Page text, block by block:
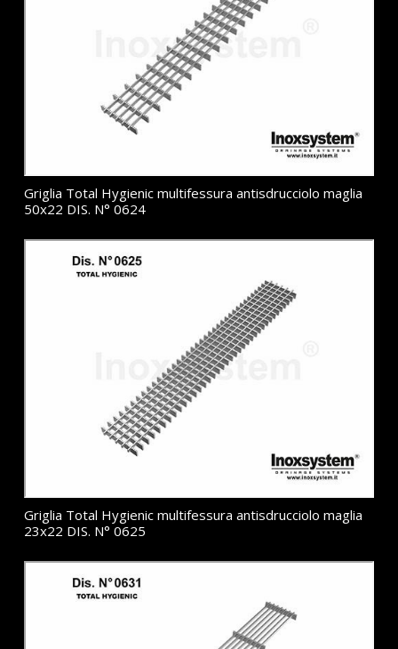
Griglia Total Hygienic multifessura antisdrucciolo maglia
50x22 DIS. N° 0624
Griglia Total Hygienic multifessura antisdrucciolo maglia
23x22 DIS. N° 0625